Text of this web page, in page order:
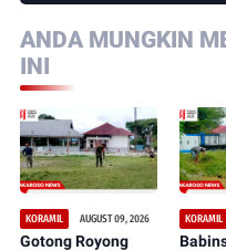
ANDA MUNGKIN
INI
KORAMIL AUGUST 09, 2026
Gotong Royong
KORAMIL